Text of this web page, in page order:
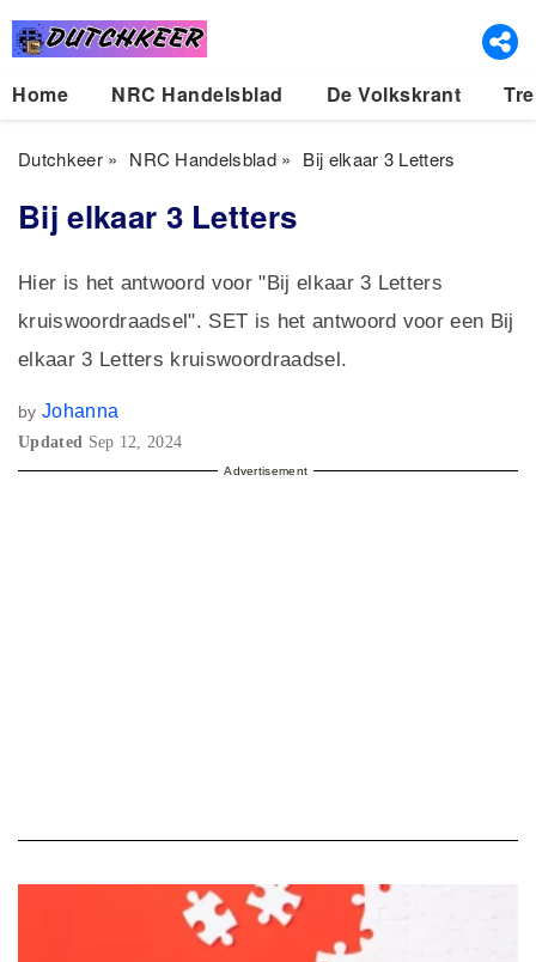
Home NRC Handelsblad De Volkskrant
Dutchkeer» NRC Handelsblad » Bij elkaar 3 Letters
Bij elkaar 3 Letters
Hier is het antwoord voor "Bij elkaar 3 Letters
kruiswoordraadsel". SET is het antwoord voor een Bij
elkaar 3 Letters kruiswoordraadsel.
by Johanna
Updated Sep 12, 2024
Advertisement